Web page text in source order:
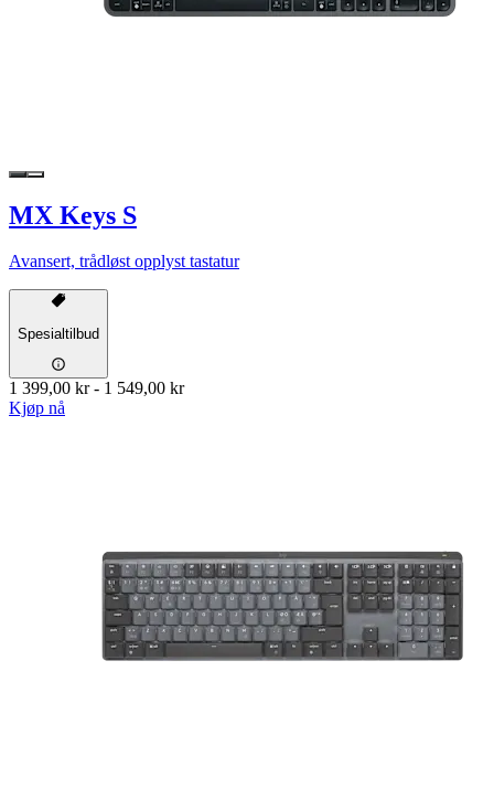
MX Keys S
Avansert, trådløst opplyst tastatur
Spesialtilbud
1 399,00 kr- 1 549,00 kr
Kjøp nå